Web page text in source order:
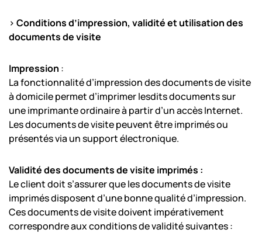
> Conditions d’impression, validité et utilisation des
documents de visite
Impression :
La fonctionnalité d’impression des documents de visite
à domicile permet d’imprimer lesdits documents sur
une imprimante ordinaire à partir d’un accès Internet.
Les documents de visite peuvent être imprimés ou
présentés via un support électronique.
Validité des documents de visite imprimés :
Le client doit s’assurer que les documents de visite
imprimés disposent d’une bonne qualité d’impression.
Ces documents de visite doivent impérativement
correspondre aux conditions de validité suivantes :